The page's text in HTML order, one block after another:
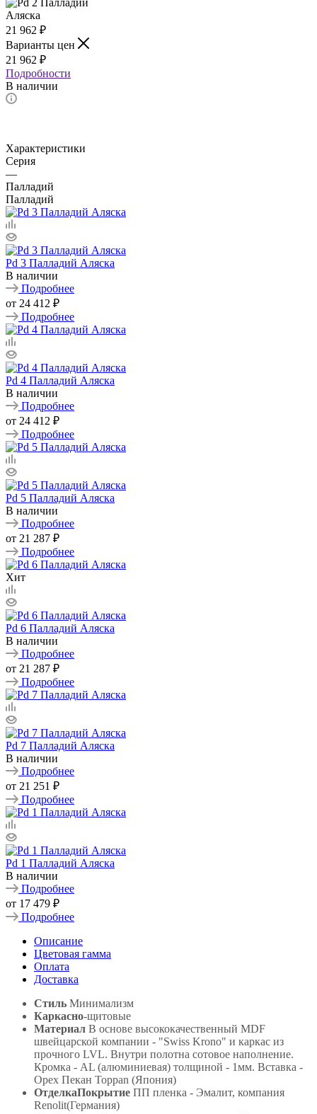
21 962 ₽
Варианты цен
21 962 ₽
Подробности
В наличии
Характеристики
Серия
—
Палладий
Палладий
Pd 3 Палладий Аляска
В наличии
Подробнее
от 24 412 ₽
Подробнее
Pd 4 Палладий Аляска
В наличии
Подробнее
от 24 412 ₽
Подробнее
Pd 5 Палладий Аляска
В наличии
Подробнее
от 21 287 ₽
Подробнее
Хит
Pd 6 Палладий Аляска
В наличии
Подробнее
от 21 287 ₽
Подробнее
Pd 7 Палладий Аляска
В наличии
Подробнее
от 21 251 ₽
Подробнее
Pd 1 Палладий Аляска
В наличии
Подробнее
от 17 479 ₽
Подробнее
Описание
Цветовая гамма
Оплата
Доставка
Стиль Минимализм
Каркасно-щитовые
Материал В основе высококачественный MDF
швейцарской компании - "Swiss Krono" и каркас из
прочного LVL. Внутри полотна сотовое наполнение.
Кромка - AL (алюминиевая) толщиной - 1мм. Вставка -
Орех Пекан Toppan (Япония)
ОтделкаПокрытие ПП пленка - Эмалит, компания
Renolit(Германия)